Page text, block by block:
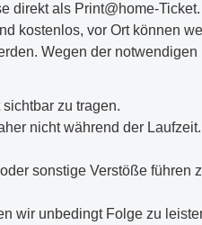
direkt als Print@home-Ticket.
kostenlos, vor Ort können
Wegen der notwendigen
zu tragen.
nicht während der Laufzeit.
sonstige Verstöße führen
wir unbedingt Folge zu